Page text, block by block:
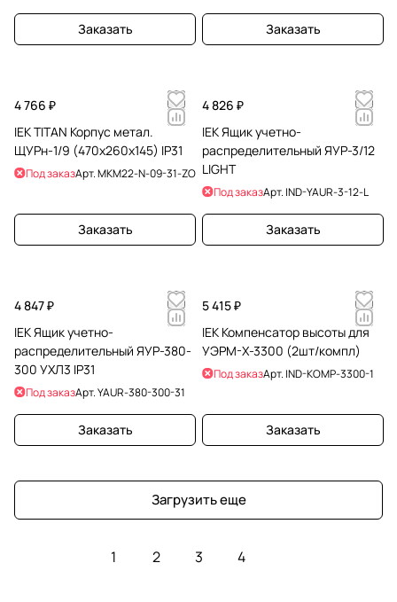
Заказать Заказать
4 766 ₽
IEK TITAN Корпус метал.
ЩУРн-1/9 (470х260х145) IP31
Под заказАрт.MKM22-N-09-31-ZO
Заказать
4 826 ₽
IEK Ящик учетно-
распределительный ЯУР-3/12
LIGHT
Под заказАрт. IND-YAUR-3-12-L
Заказать
4 847 ₽
IEK Ящик учетно-
распределительный ЯУР-380-
300 УХЛ3 IP31
Под заказАрт.YAUR-380-300-31
Заказать
5 415 ₽
IEK Компенсатор высоты для
УЭРМ-Х-3300 (2шт/компл)
Под заказАрт. IND-KOMP-3300-1
Заказать
Загрузить еще
1 2 3 4